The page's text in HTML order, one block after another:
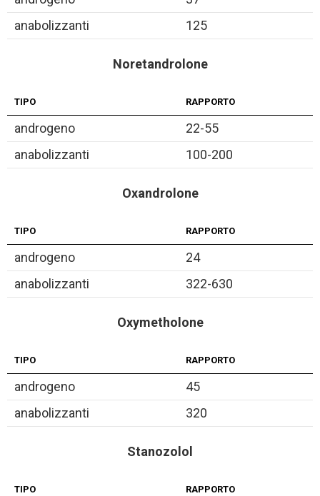
anabolizzanti
125
Noretandrolone
TIPO RAPPORTO
androgeno
22-55
anabolizzanti
100-200
Oxandrolone
TIPO RAPPORTO
androgeno
24
anabolizzanti
322-630
Oxymetholone
TIPO RAPPORTO
androgeno
45
anabolizzanti
320
Stanozolol
TIPO RAPPORTO